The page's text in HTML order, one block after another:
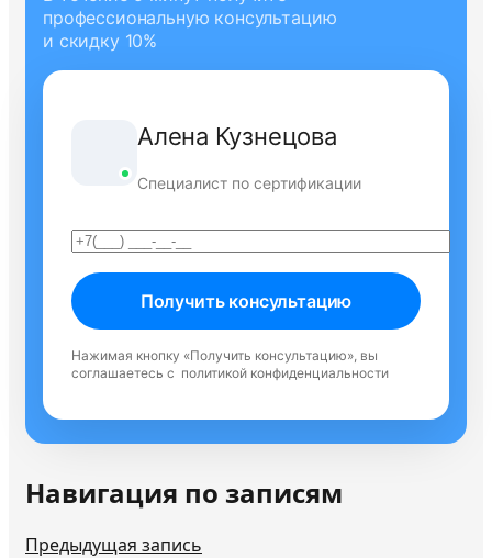
профессиональную консультацию
и скидку 10%
Алена Кузнецова
Специалист по сертификации
Нажимая кнопку «Получить консультацию», вы
соглашаетесь с политикой конфиденциальности
Навигация по записям
Предыдущая запись